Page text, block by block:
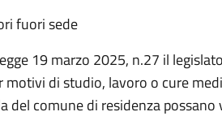
fuori sede
19 marzo 2025, n.27 il
motivi di studio, lavoro o cure
del comune di residenza